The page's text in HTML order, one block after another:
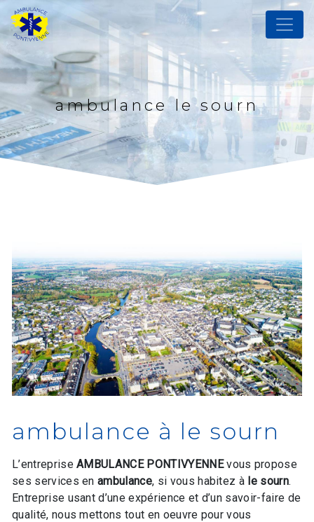
Panneau de gestion des cookies
ambulance le sourn
ambulance à le sourn
L’entrepriseAMBULANCE PONTIVYENNEvous propose
ses services enambulance, si vous habitez à le sourn.
Entreprise usant d’une expérience et d’un savoir-faire de
qualité, nous mettons tout en oeuvre pour vous